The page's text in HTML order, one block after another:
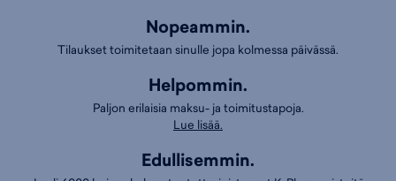
Nopeammin.
Tilaukset toimitetaan sinulle jopa kolmessa päivässä.
Helpommin.
Paljon erilaisia maksu- ja toimitustapoja.
Lue lisää.
Edullisemmin.